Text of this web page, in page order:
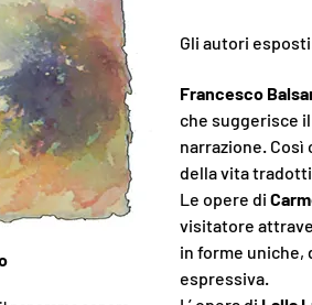
Gli autori
Francesco
che suggerisce
narrazione. Così
della vita
Le opere di
visitatore
in forme uniche,
espressiva.